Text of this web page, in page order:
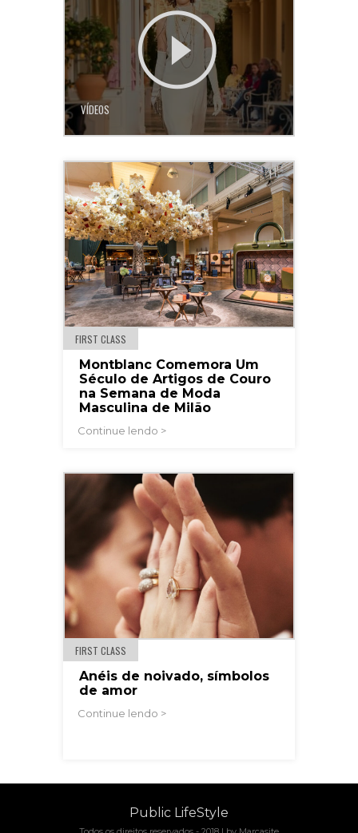
VÍDEOS
FIRST CLASS
Montblanc Comemora Um
Século de Artigos de Couro
na Semana de Moda
Masculina de Milão
Continue lendo >
FIRST CLASS
Anéis de noivado, símbolos
de amor
Continue lendo >
Public LifeStyle